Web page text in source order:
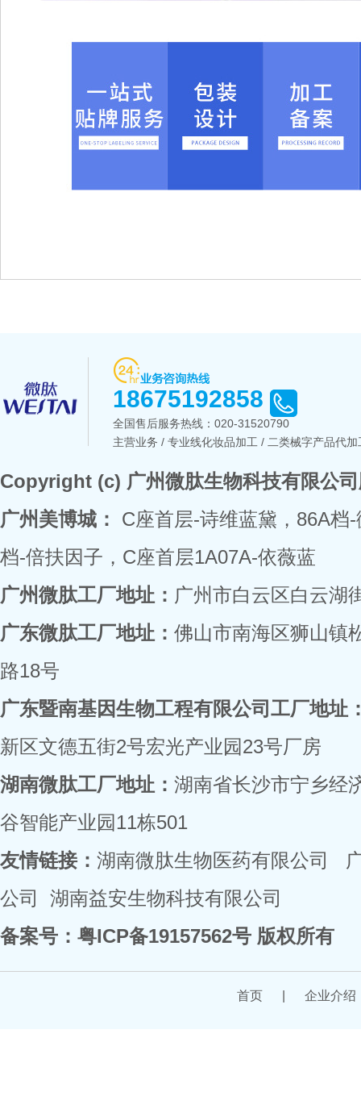
18675192858
全国售后服务热线： 020-31520790
主营业务 / 专业线化妆品加工 / 二类械字产品代
Copyright (c) 广州微肽生物科技有限公
广州美博城：
C座首层-诗维蓝黛，86A档
档-倍扶因子，C座首层1A07A-依薇蓝
广州微肽工厂地址： 广州市白云区白云湖
广东微肽工厂地址： 佛山市南海区狮山镇
路18号
广东暨南基因生物工程有限公司工厂地址
新区文德五街2号宏光产业园23号厂房
湖南微肽工厂地址： 湖南省长沙市宁乡经
谷智能产业园11栋501
友情链接： 湖南微肽生物医药有限公司
公司
湖南益安生物科技有限公司
备案号： 粤ICP备19157562号 版权所有
首页 企业介绍